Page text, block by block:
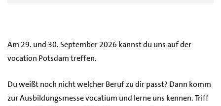
Am 29. und 30. September 2026 kannst du uns auf der
vocation Potsdam treffen.
Du weißt noch nicht welcher Beruf zu dir passt? Dann komm
zur Ausbildungsmesse vocatium und lerne uns kennen. Triff